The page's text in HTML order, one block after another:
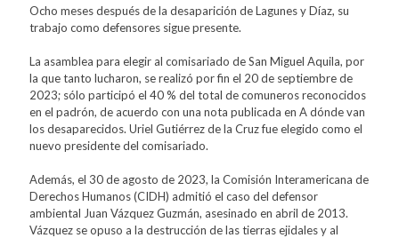
Ocho meses después de la desaparición de Lagunes y Díaz, su
trabajo como defensores sigue presente.
La asamblea para elegir al comisariado de San Miguel Aquila, por
la que tanto lucharon, se realizó por fin el 20 de septiembre de
2023; sólo participó el 40 % del total de comuneros reconocidos
en el padrón, de acuerdo con una nota publicada en A dónde van
los desaparecidos. Uriel Gutiérrez de la Cruz fue elegido como el
nuevo presidente del comisariado.
Además, el 30 de agosto de 2023, la Comisión Interamericana de
Derechos Humanos (CIDH) admitió el caso del defensor
ambiental Juan Vázquez Guzmán, asesinado en abril de 2013.
Vázquez se opuso a la destrucción de las tierras ejidales y al